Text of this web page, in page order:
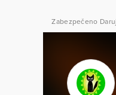
Zabezpečeno